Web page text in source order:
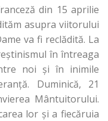
din 15 aprilie
asupra viitorului
va fi reclădită. La
în întreaga
noi și în inimile
Duminică, 21
Mântuitorului.
lor și a fiecăruia